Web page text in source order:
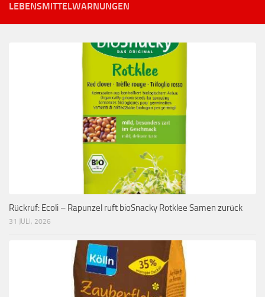
LEBENSMITTELWARNUNGEN
Rückruf: Ecoli – Rapunzel ruft bioSnacky Rotklee Samen zurück
31 JULI, 2026